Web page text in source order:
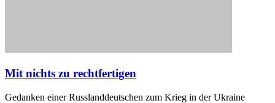
Mit nichts zu rechtfertigen
Gedanken einer Russlanddeutschen zum Krieg in der Ukraine